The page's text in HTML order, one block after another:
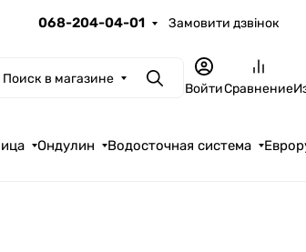
068-204-04-01 Замовити дзвінок
Поиск в магазине ПоискВойтиСравнение
Ондулин Водосточная система